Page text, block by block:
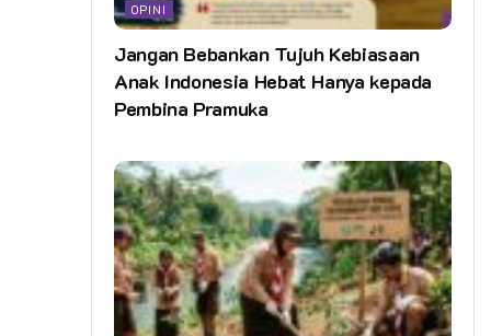
OPINI
Jangan Bebankan Tujuh Kebiasaan
Anak Indonesia Hebat Hanya kepada
Pembina Pramuka